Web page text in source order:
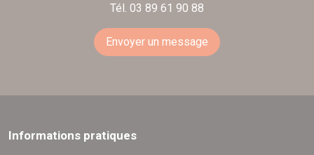
Tél. 03 89 61 90 88
Envoyer un message
Informations pratiques